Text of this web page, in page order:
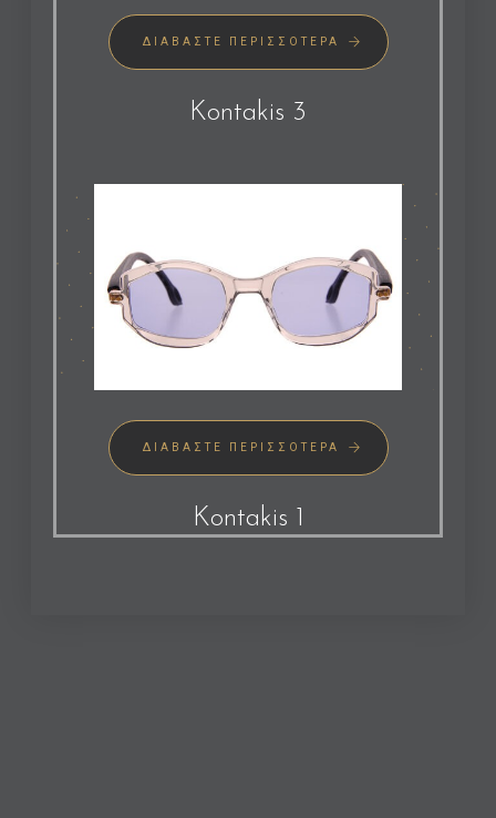
ΔΙΑΒΆΣΤΕ ΠΕΡΙΣΣΌΤΕΡΑ
Kontakis 3
ΔΙΑΒΆΣΤΕ ΠΕΡΙΣΣΌΤΕΡΑ
Kontakis 1